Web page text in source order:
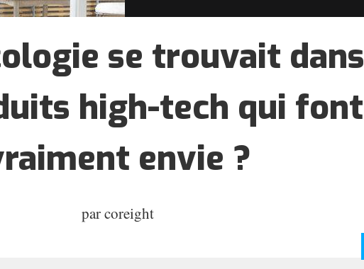
se trouvait dans
high-tech qui font
envie ?
parcoreight